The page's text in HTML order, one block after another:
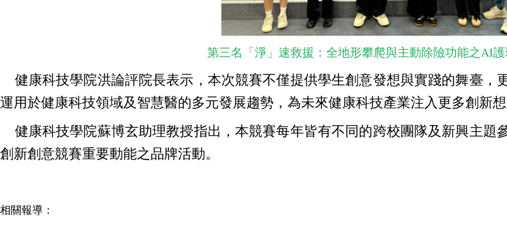
第三名「淨」速救援：全地形攀爬與主動除險功能之AI
健康科技學院洪論評院長表示，本次競賽不僅提供學生創意發想與實踐的舞臺，
運用於健康科技領域及智慧醫的多元發展趨勢，為未來健康科技產業注入更多創新想
健康科技學院蘇博玄助理教授指出，本競賽每年皆有不同的跨校團隊及新興主題
創新創意競賽重要動能之品牌活動。
相關報導：